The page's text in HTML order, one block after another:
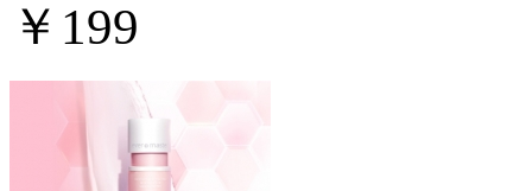
￥199